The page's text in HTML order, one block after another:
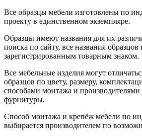
Все образцы мебели изготовлены по
проекту в единственном экземпляре.
Образцы имеют названия для их
поиска по сайту, все названия образцов
зарегистрированным товарным знаком.
Все мебельные изделия могут
образцов по цвету, размеру,
способами монтажа и
фурнитуры.
Способ монтажа и крепёж мебели по
выбирается производителем по